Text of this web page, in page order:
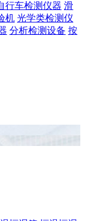
行车检测仪器 滑
机 光学类检测仪
分析检测设备 按